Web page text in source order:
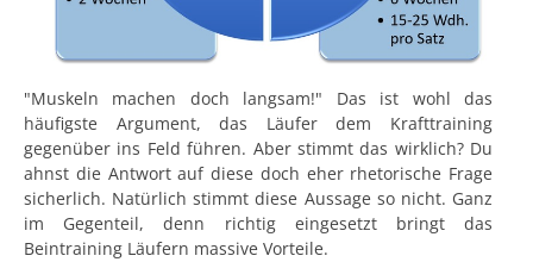
"Muskeln machen doch langsam!" Das ist wohl das
häufigste Argument, das Läufer dem Krafttraining
gegenüber ins Feld führen. Aber stimmt das wirklich? Du
ahnst die Antwort auf diese doch eher rhetorische Frage
sicherlich. Natürlich stimmt diese Aussage so nicht. Ganz
im Gegenteil, denn richtig eingesetzt bringt das
Beintraining Läufern massive Vorteile.